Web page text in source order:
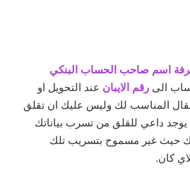
اسم صاحب الحساب البنكي
الى رقم الايبان عند التحويل او
المناسب لك وليس عليك ان تقلق
يوجد داعي للقلق من تسرب بياناتك
حيث غير مسموح بتسريب تلك
كان.